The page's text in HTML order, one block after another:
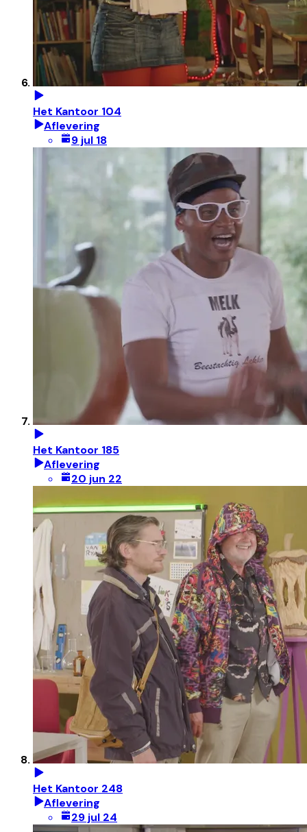
Het Kantoor 104
Aflevering
9 jul 18
Het Kantoor 185
Aflevering
20 jun 22
Het Kantoor 248
Aflevering
29 jul 24